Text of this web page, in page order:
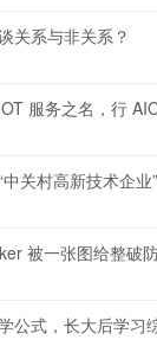
关系与非关系？
服务之名，行
关村高新技术企业
被一张图给整破
公式，长大后学习